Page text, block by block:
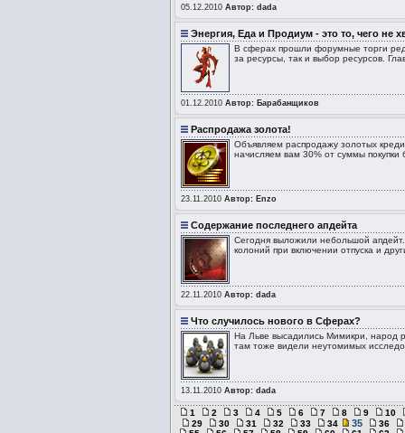
05.12.2010 Автор: dada
Энергия, Еда и Продиум - это то, чего не
В сферах прошли форумные торги
за ресурсы, так и выбор ресурсов.
01.12.2010 Автор: Барабанщиков
Распродажа золота!
Объявляем распродажу золотых
начисляем вам 30% от суммы покупки
23.11.2010 Автор: Enzo
Содержание последнего апдейта
Сегодня выложили небольшой
колоний при включении отпуска и
22.11.2010 Автор: dada
Что случилось нового в Сферах?
На Льве высадились Мимикри, народ
там тоже видели неутомимых
13.11.2010 Автор: dada
1 2 3 4 5 6 7 8 9
10
29
30 31 32 33 34 35
36